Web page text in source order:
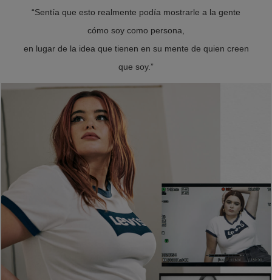
“Sentía que esto realmente podía mostrarle a la gente
cómo soy como persona,
en lugar de la idea que tienen en su mente de quien creen
que soy.”